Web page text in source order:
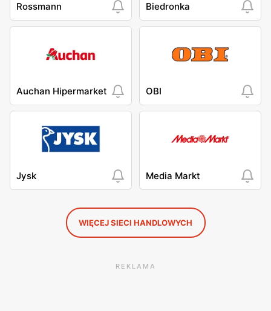
Rossmann Biedronka
Auchan Hipermarket OBI
Jysk Media Markt
WIĘCEJ SIECI HANDLOWYCH
REKLAMA